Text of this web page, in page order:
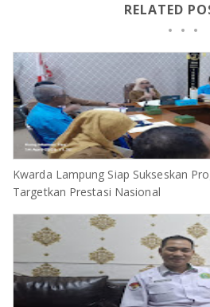
RELATED
Kwarda Lampung Siap Sukseskan
Targetkan Prestasi Nasional